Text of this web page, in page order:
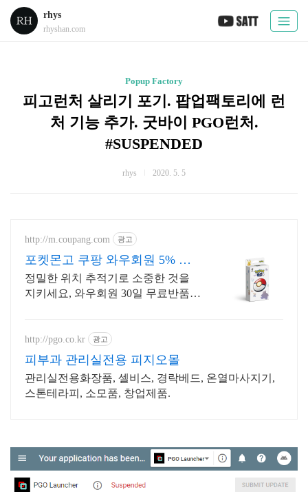
rhys
rhyshan.com
Popup Factory
피고런처 살리기 포기. 팝업팩토리에 런
처 기능 추가. 굿바이 PGO런처.
#SUSPENDED
rhys 2020. 5. 5
http://m.coupang.com 광고
포켓몬고 쿠팡 와우회원 5% 캐
시적립
정밀한 위치 추적기로 소중한 것을
지키세요, 와우회원 30일 무료반품!
송.
http://pgo.co.kr 광고
피부과 관리실전용 피지오몰
관리실전용화장품, 셀비스, 경락베드, 온열마사지기,
스톤테라피, 소모품, 창업제품.